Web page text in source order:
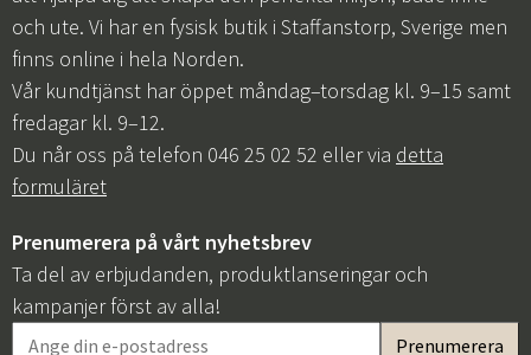
och ute. Vi har en fysisk butik i Staffanstorp, Sverige men
finns online i hela Norden.
Vår kundtjänst har öppet måndag–torsdag kl. 9–15 samt
fredagar kl. 9–12.
Du når oss på telefon 046 25 02 52 eller via detta
formuläret
Prenumerera på vårt nyhetsbrev
Ta del av erbjudanden, produktlanseringar och
kampanjer först av alla!